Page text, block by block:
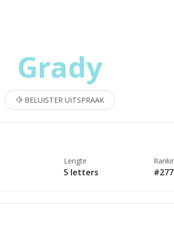
Grady
BELUISTER UITSPRAAK
Lengte
5 letters